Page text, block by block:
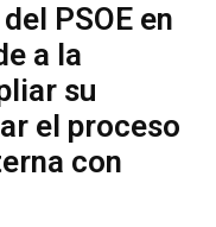
PSOE en
a la
su
el proceso
con